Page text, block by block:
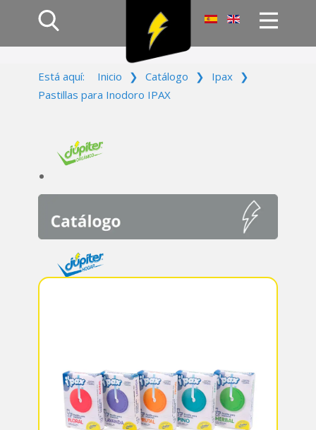
Productos
Campañas
Contacto
Está aquí: Inicio ❯ Catálogo ❯ Ipax ❯
Pastillas para Inodoro IPAX